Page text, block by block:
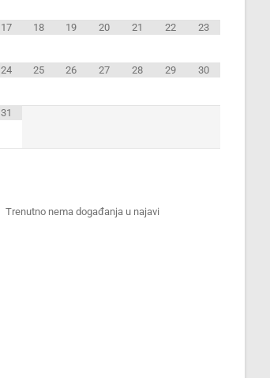
17 18 19 20 21 22 23
24 25 26 27 28 29 30
31
Trenutno nema događanja u najavi